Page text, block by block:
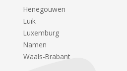
Henegouwen
Luik
Luxemburg
Namen
Waals-Brabant